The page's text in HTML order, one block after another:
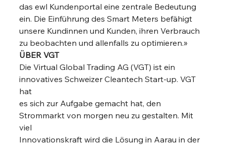
das ewl Kundenportal eine zentrale Bedeutung
ein. Die Einführung des Smart Meters befähigt
unsere Kundinnen und Kunden, ihren Verbrauch
zu beobachten und allenfalls zu optimieren.»
ÜBER VGT
Die Virtual Global Trading AG (VGT) ist ein
innovatives Schweizer Cleantech Start-up. VGT
hat
es sich zur Aufgabe gemacht hat, den
Strommarkt von morgen neu zu gestalten. Mit
viel
Innovationskraft wird die Lösung in Aarau in der